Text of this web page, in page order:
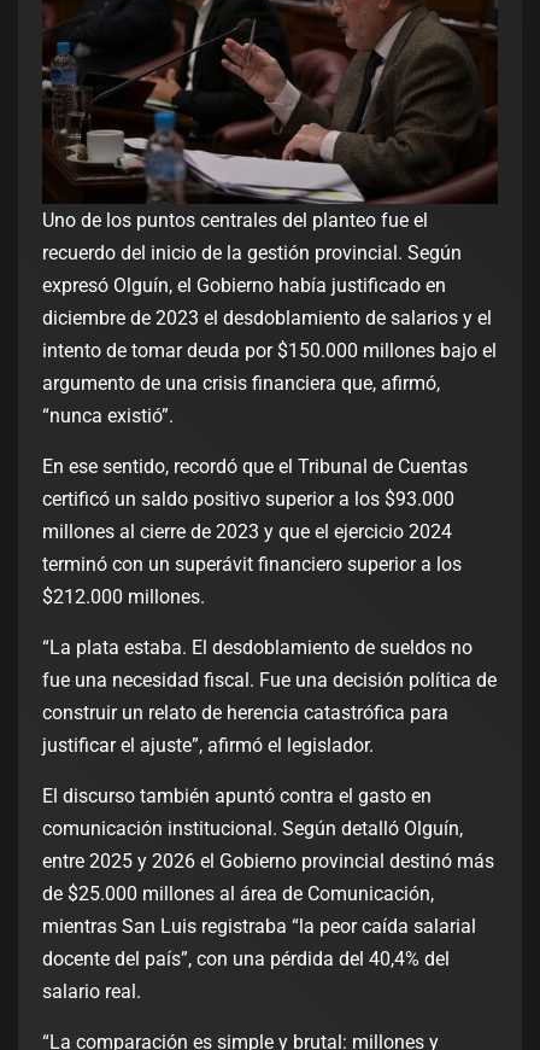
Uno de los puntos centrales del planteo fue el
recuerdo del inicio de la gestión provincial. Según
expresó Olguín, el Gobierno había justificado en
diciembre de 2023 el desdoblamiento de salarios y el
intento de tomar deuda por $150.000 millones bajo el
argumento de una crisis financiera que, afirmó,
“nunca existió”.
En ese sentido, recordó que el Tribunal de Cuentas
certificó un saldo positivo superior a los $93.000
millones al cierre de 2023 y que el ejercicio 2024
terminó con un superávit financiero superior a los
$212.000 millones.
“La plata estaba. El desdoblamiento de sueldos no
fue una necesidad fiscal. Fue una decisión política de
construir un relato de herencia catastrófica para
justificar el ajuste”, afirmó el legislador.
El discurso también apuntó contra el gasto en
comunicación institucional. Según detalló Olguín,
entre 2025 y 2026 el Gobierno provincial destinó más
de $25.000 millones al área de Comunicación,
mientras San Luis registraba “la peor caída salarial
docente del país”, con una pérdida del 40,4% del
salario real.
“La comparación es simple y brutal: millones y